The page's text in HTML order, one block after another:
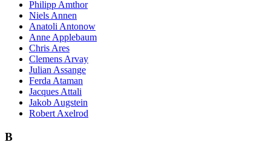
Philipp Amthor
Niels Annen
Anatoli Antonow
Anne Applebaum
Chris Ares
Clemens Arvay
Julian Assange
Ferda Ataman
Jacques Attali
Jakob Augstein
Robert Axelrod
B